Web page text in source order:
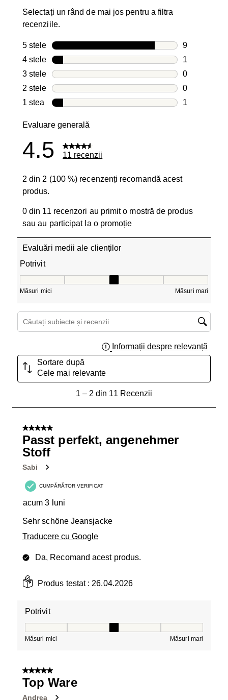
Selectați un rând de mai jos pentru a filtra
recenziile.
5 stele stele
9
9 recenzii
4 stele stele
1
1 recenzie
3 stele stele
0
0 recenzii
2 stele stele
0
0 recenzii
1 stea stele
1
Evaluare generală
4.5 11 recenzii
2 din 2 (100 %) recenzenți recomandă acest
produs.
0 din 11 recenzori au primit o mostră de produs
sau au participat la o promoție
Evaluări medii ale clienților
Potrivit
Măsuri mici Măsuri mari
Căutați subiecte și recenzii căutați regiunea
Informații despre relevanță
Sortare după
Cele mai relevante
Recenzii.
1– 2 din 11 Recenzii
5 din 5 stele.
Passt perfekt, angenehmer
Stoff
Sabi
CUMPĂRĂTOR VERIFICAT
acum 3 luni
Sehr schöne Jeansjacke
Traducere cu Google
Da, Recomand acest produs.
Produs testat :26.04.2026
Potrivit
Măsuri mici Măsuri mari
5 din 5 stele.
Top Ware
Andrea